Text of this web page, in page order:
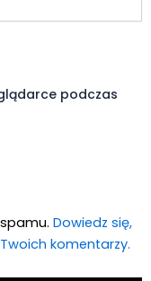
podczas
Dowiedz się,
komentarzy.